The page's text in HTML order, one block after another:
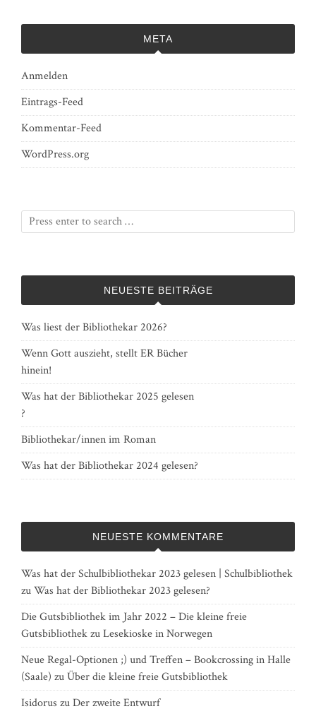
META
Anmelden
Eintrags-Feed
Kommentar-Feed
WordPress.org
NEUESTE BEITRÄGE
Was liest der Bibliothekar 2026?
Wenn Gott auszieht, stellt ER Bücher
hinein!
Was hat der Bibliothekar 2025 gelesen
?
Bibliothekar/innen im Roman
Was hat der Bibliothekar 2024 gelesen?
NEUESTE KOMMENTARE
Was hat der Schulbibliothekar 2023 gelesen | Schulbibliothek
zuWas hat der Bibliothekar 2023 gelesen?
Die Gutsbibliothek im Jahr 2022 – Die kleine freie
GutsbibliothekzuLesekioske in Norwegen
Neue Regal-Optionen ;) und Treffen – Bookcrossing in Halle
(Saale) zuÜber die kleine freie Gutsbibliothek
Isidorus zuDer zweite Entwurf